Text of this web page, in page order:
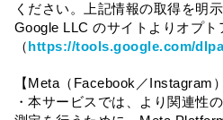
ください。上記情報の取得を明
Google LLC のサイトよりオプト
（https://tools.google.com/
【Meta（Facebook／Instagram
・本サービスでは、より関連性